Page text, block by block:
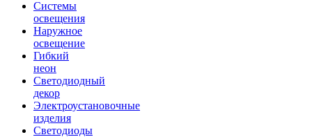
Системы
освещения
Наружное
освещение
Гибкий
неон
Светодиодный
декор
Электроустановочные
изделия
Светодиоды